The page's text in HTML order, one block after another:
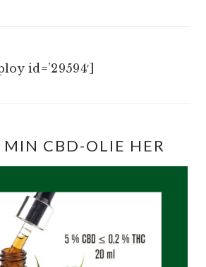
id=’29594′]
CBD-OLIE HER